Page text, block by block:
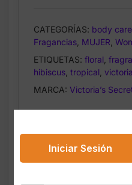
CATEGORÍAS: body care
Fragancias MUJER
ETIQUETAS: floral
hibiscus tropical
MARCA: Victoria’s
Iniciar Sesión